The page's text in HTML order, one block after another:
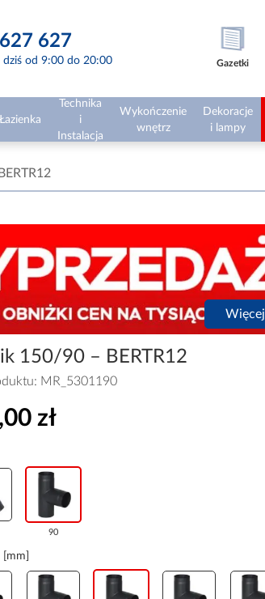
627
dziś od 9:00 do 20:00 Gazetki
Łazienka
Technika
i
Instalacja
Wykończenie
wnętrz
Dekoracje
i lampy
Więcej
150/90 – BERTR12
MR_5301190
zł
90